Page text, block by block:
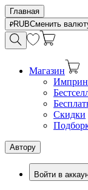
Главная
RUBСменить
Магазин
Скидки
Автору
Войти в